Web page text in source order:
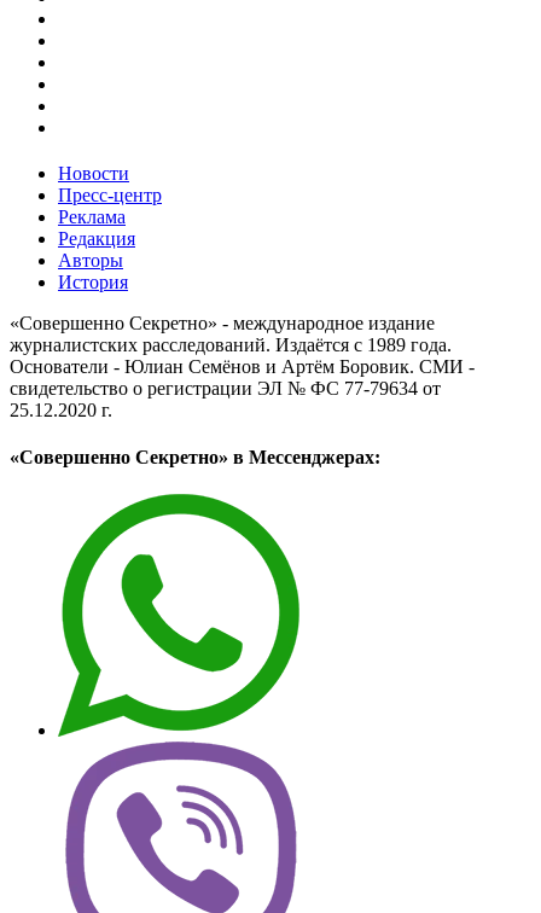
Новости
Пресс-центр
Реклама
Редакция
Авторы
История
«Совершенно Секретно» - международное издание
журналистских расследований. Издаётся с 1989 года.
Основатели - Юлиан Семёнов и Артём Боровик. CМИ -
свидетельство о регистрации ЭЛ № ФС 77-79634 от
25.12.2020 г.
«Совершенно Секретно» в Мессенджерах: